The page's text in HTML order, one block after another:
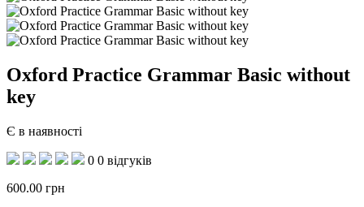
Oxford Practice Grammar Basic without
key
Є в наявності
0 0 відгуків
600.00 грн